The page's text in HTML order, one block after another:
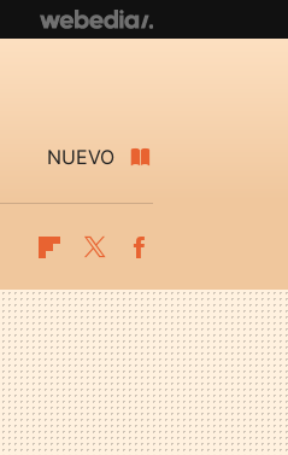
NUEVO
Flipboard
Twitter